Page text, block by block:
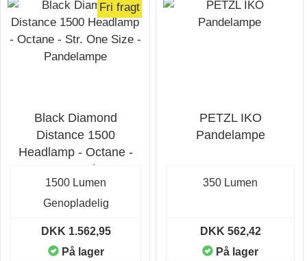
Fri fragt
Black Diamond
Distance 1500
Headlamp - Octane -
Str. One Size -
Pandelampe
1500 Lumen
Genopladelig
DKK 1.562,95
På lager
PETZL IKO
Pandelampe
350 Lumen
DKK 562,42
På lager